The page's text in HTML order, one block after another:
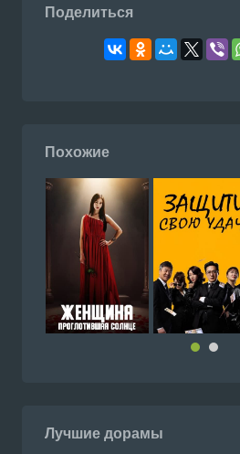
Поделиться
Похожие
Лучшие дорамы